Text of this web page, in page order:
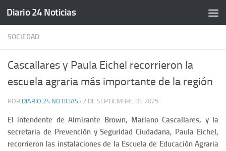
Saltar al contenido
Diario 24 Noticias
SOCIEDAD
Cascallares y Paula Eichel recorrieron la
escuela agraria más importante de la región
POR DIARIO 24 NOTICIAS · 2 DE SEPTIEMBRE DE 2025
El intendente de Almirante Brown, Mariano Cascallares, y la
secretaria de Prevención y Seguridad Ciudadana, Paula Eichel,
recorrieron las instalaciones de la Escuela de Educación Agraria